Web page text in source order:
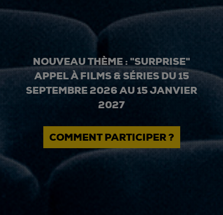
NOUVEAU THÈME : "SURPRISE"
APPEL À FILMS & SÉRIES DU 15
SEPTEMBRE 2026 AU 15 JANVIER
2027
COMMENT PARTICIPER ?